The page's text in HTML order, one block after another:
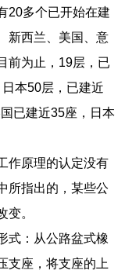
20多个已开始在建
新西兰、美国、意
前为止，19层，已
本50层，已建近
已建近35座，日本
作原理的认定没有
所指出的，某些公
变。
式：从公路盆式橡
支座，将支座的上